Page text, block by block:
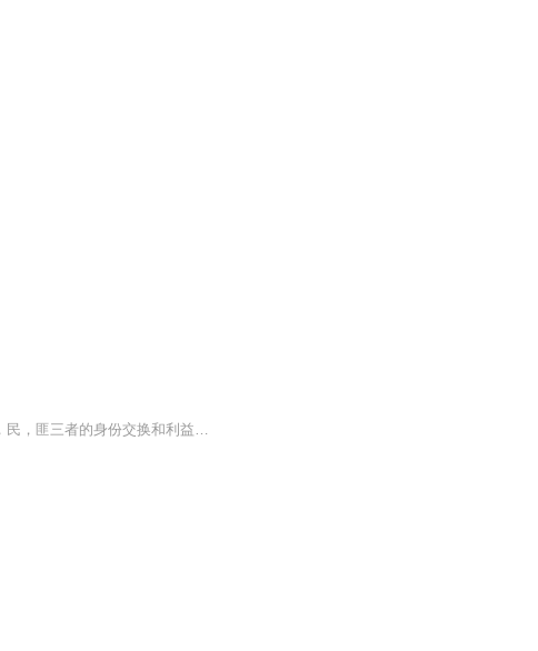
一切都是利益计算。本书每周一到周五更新。本书从明清两朝的历史故事中，发掘官，民，匪三者的身份交换和利益交换，这是各种言行切换的基础原则。在此基础上，作者提出了影响规则的规则，即元规则。这是我录的第一本书，所以质量较低，大家见谅